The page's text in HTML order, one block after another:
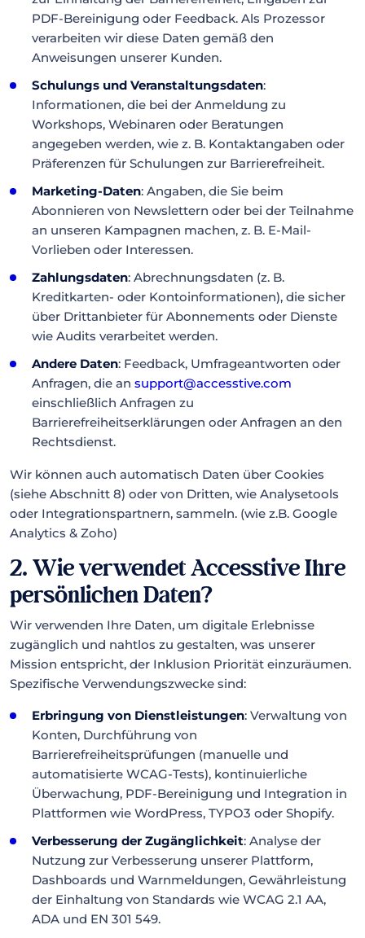
PDF-Bereinigung oder Feedback. Als Prozessor
verarbeiten wir diese Daten gemäß den
Anweisungen unserer Kunden.
Schulungs und Veranstaltungsdaten:
Informationen, die bei der Anmeldung zu
Workshops, Webinaren oder Beratungen
angegeben werden, wie z. B. Kontaktangaben oder
Präferenzen für Schulungen zur Barrierefreiheit.
Marketing-Daten: Angaben, die Sie beim
Abonnieren von Newslettern oder bei der Teilnahme
an unseren Kampagnen machen, z. B. E-Mail-
Vorlieben oder Interessen.
Zahlungsdaten: Abrechnungsdaten (z. B.
Kreditkarten- oder Kontoinformationen), die sicher
über Drittanbieter für Abonnements oder Dienste
wie Audits verarbeitet werden.
Andere Daten: Feedback, Umfrageantworten oder
Anfragen, die an support@accesstive.com
einschließlich Anfragen zu
Barrierefreiheitserklärungen oder Anfragen an den
Rechtsdienst.
Wir können auch automatisch Daten über Cookies
(siehe Abschnitt 8) oder von Dritten, wie Analysetools
oder Integrationspartnern, sammeln. (wie z.B. Google
Analytics & Zoho)
2. Wie verwendet Accesstive Ihre
persönlichen Daten?
Wir verwenden Ihre Daten, um digitale Erlebnisse
zugänglich und nahtlos zu gestalten, was unserer
Mission entspricht, der Inklusion Priorität einzuräumen.
Spezifische Verwendungszwecke sind:
Erbringung von Dienstleistungen: Verwaltung von
Konten, Durchführung von
Barrierefreiheitsprüfungen (manuelle und
automatisierte WCAG-Tests), kontinuierliche
Überwachung, PDF-Bereinigung und Integration in
Plattformen wie WordPress, TYPO3 oder Shopify.
Verbesserung der Zugänglichkeit: Analyse der
Nutzung zur Verbesserung unserer Plattform,
Dashboards und Warnmeldungen, Gewährleistung
der Einhaltung von Standards wie WCAG 2.1 AA,
ADA und EN 301 549.